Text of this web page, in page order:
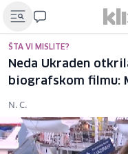
ŠTA VI MISLITE?
Neda Ukraden
biografskom filmu:
N. C.